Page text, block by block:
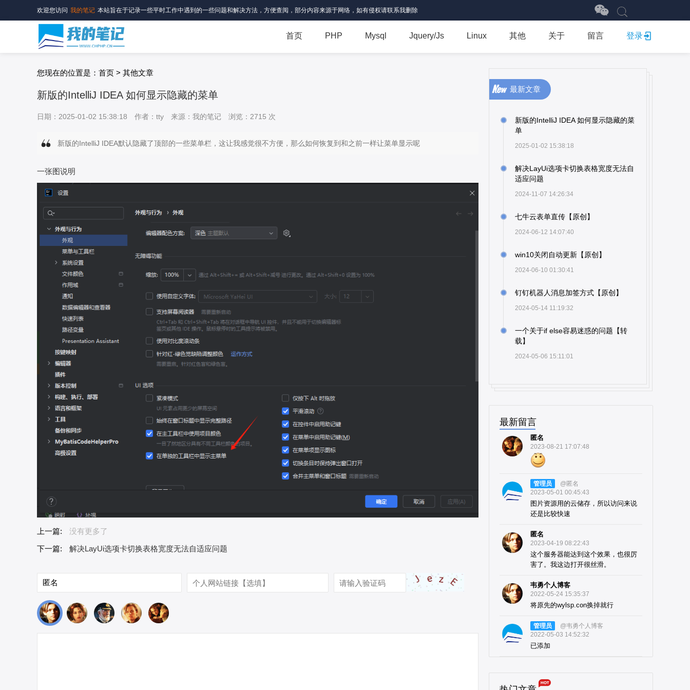
欢迎您访问 我的笔记 本站旨在于记录一些平时工作中遇到的一些问题和解决方法，方便查阅，部分内容来源于网络，如有侵权请联系我删除
首页 PHP Mysql Jquery/Js Linux 其他 关于 留言 登录
您现在的位置是：首页 > 其他文章
新版的IntelliJ IDEA 如何显示隐藏的菜单
日期：2025-01-02 15:38:18 作者：tty 来源：我的笔记 浏览：2715 次
新版的IntelliJ IDEA默认隐藏了顶部的一些菜单栏，这让我感觉很不方便，那么如何恢复到和之前一样让菜单显示呢
一张图说明
上一篇:
没有更多了
下一篇:
解决LayUi选项卡切换表格宽度无法自适应问题
最新文章
新版的IntelliJ IDEA 如何显示隐藏的菜
单
2025-01-02 15:38:18
解决LayUi选项卡切换表格宽度无法自
适应问题
2024-11-07 14:26:34
七牛云表单直传【原创】
2024-06-12 14:07:40
win10关闭自动更新【原创】
2024-06-10 01:30:41
钉钉机器人消息加签方式【原创】
2024-05-14 11:19:32
一个关于if else容易迷惑的问题【转
载】
2024-05-06 15:11:01
最新留言
匿名
2023-08-21 17:07:48
管理员
@匿名
2023-05-01 00:45:43
图片资源用的云储存，所以访问来说
还是比较快速
匿名
2023-04-19 08:22:43
这个服务器能达到这个效果，也很厉
害了。我这边打开很丝滑。
韦勇个人博客
2022-05-24 15:35:37
将原先的wylsp.con换掉就行
管理员
@韦勇个人博客
2022-05-03 14:52:32
已添加